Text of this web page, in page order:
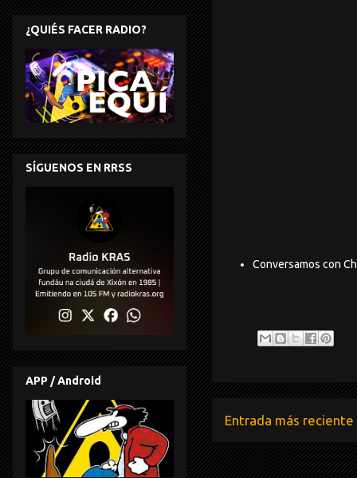
Conversamos con
Entrada más reciente
¿QUIÉS FACER RADIO?
SÍGUENOS EN RRSS
APP / Android